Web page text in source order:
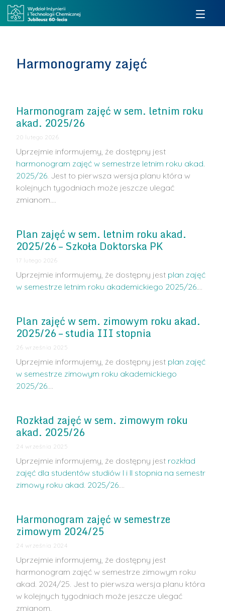
Harmonogramy zajęć
Harmonogram zajęć w sem. letnim roku
akad. 2025/26
20 lutego 2026
Uprzejmie informujemy, że dostępny jest
harmonogram zajęć w semestrze letnim roku akad.
2025/26. Jest to pierwsza wersja planu która w
kolejnych tygodniach może jeszcze ulegać
zmianom.…
Plan zajęć w sem. letnim roku akad.
2025/26 – Szkoła Doktorska PK
17 lutego 2026
Uprzejmie informujemy, że dostępny jest plan zajęć
w semestrze letnim roku akademickiego 2025/26.…
Plan zajęć w sem. zimowym roku akad.
2025/26 – studia III stopnia
26 września 2025
Uprzejmie informujemy, że dostępny jest plan zajęć
w semestrze zimowym roku akademickiego
2025/26.…
Rozkład zajęć w sem. zimowym roku
akad. 2025/26
24 września 2025
Uprzejmie informujemy, że dostępny jest rozkład
zajęć dla studentów studiów I i II stopnia na semestr
zimowy roku akad. 2025/26.…
Harmonogram zajęć w semestrze
zimowym 2024/25
24 września 2024
Uprzejmie informujemy, że dostępny jest
harmonogram zajęć w semestrze zimowym roku
akad. 2024/25. Jest to pierwsza wersja planu która
w kolejnych tygodniach może jeszcze ulegać
zmianom.